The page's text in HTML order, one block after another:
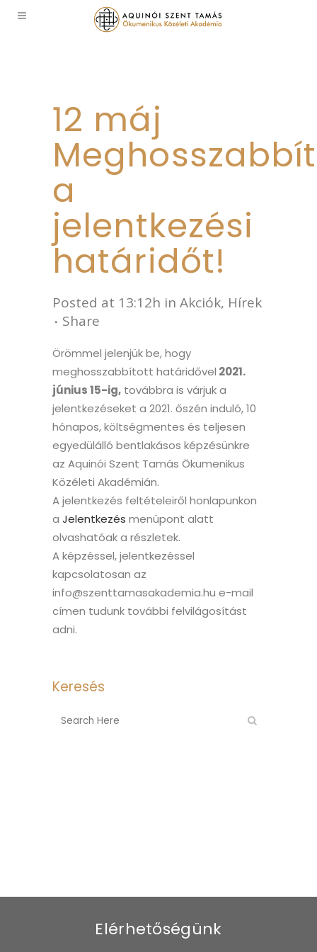
12 máj
a
jelentkezési
határidőt!
Posted at 13:12h in Akciók, Hírek
Share
Örömmel jelenjük be, hogy
meghosszabbított határidővel 2021.
június 15-ig, továbbra is várjuk a
jelentkezéseket a 2021. őszén induló, 10
hónapos, költségmentes és teljesen
egyedülálló bentlakásos képzésünkre
az Aquinói Szent Tamás Ökumenikus
Közéleti Akadémián.
A jelentkezés feltételeiről honlapunkon
a Jelentkezés menüpont alatt
olvashatóak a részletek.
A képzéssel, jelentkezéssel
kapcsolatosan az
info@szenttamasakademia.hu e-mail
címen tudunk további felvilágosítást
adni.
Keresés
Elérhetőségünk